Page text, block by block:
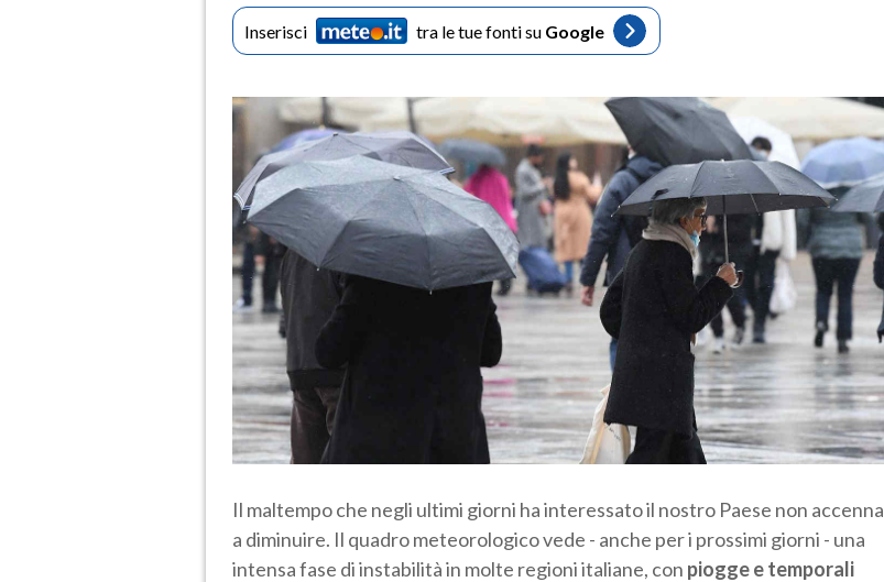
Inserisci tra le tue fonti su Google
Il maltempo che negli ultimi giorni ha interessato il nostro Paese non accenna
a diminuire. Il quadro meteorologico vede - anche per i prossimi giorni - una
intensa fase di instabilità in molte regioni italiane, con piogge e temporali